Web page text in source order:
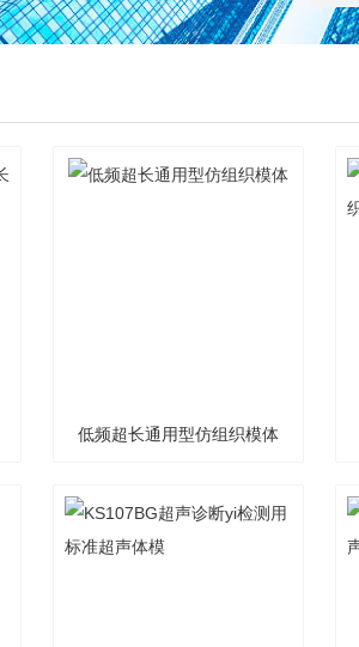
低频超长通用型仿组织模体